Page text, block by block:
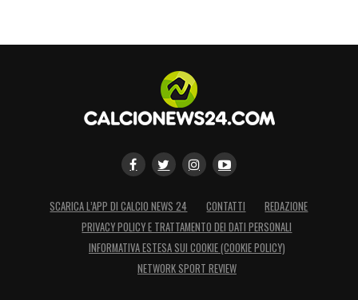
SCARICA L’APP DI CALCIO NEWS 24 CONTATTI
REDAZIONE
PRIVACY POLICY E TRATTAMENTO DEI DATI PERSONALI
INFORMATIVA ESTESA SUI COOKIE (COOKIE POLICY)
NETWORK SPORT REVIEW